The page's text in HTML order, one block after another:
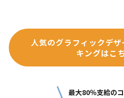
人気のグラフィックデ
キングはこ
最大80％支給の